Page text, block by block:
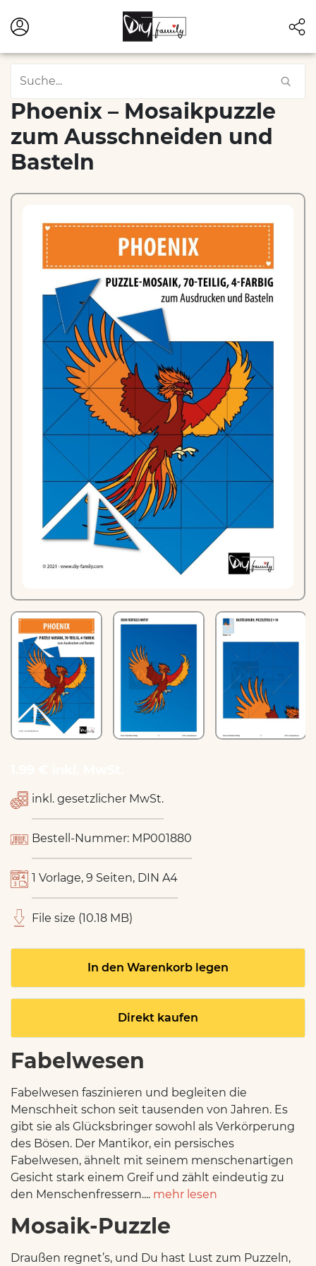
Phoenix – Mosaikpuzzle
zum Ausschneiden und
Basteln
inkl. gesetzlicher MwSt.
Bestell-Nummer: MP001880
1 Vorlage, 9 Seiten, DIN A4
File size (10.18 MB)
In den Warenkorb legen
Direkt kaufen
Fabelwesen
Fabelwesen faszinieren und begleiten die
Menschheit schon seit tausenden von Jahren. Es
gibt sie als Glücksbringer sowohl als Verkörperung
des Bösen. Der Mantikor, ein persisches
Fabelwesen, ähnelt mit seinem menschenartigen
Gesicht stark einem Greif und zählt eindeutig zu
den Menschenfressern.... mehr lesen
Mosaik-Puzzle
Draußen regnet’s, und Du hast Lust zum Puzzeln,